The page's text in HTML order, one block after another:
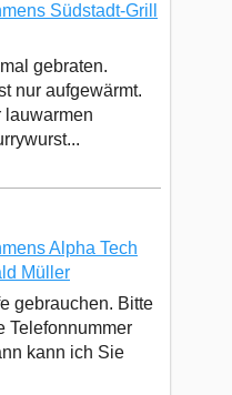
Südstadt-Grill
gebraten.
nur aufgewärmt.
lauwarmen
Alpha Tech
Müller
gebrauchen. Bitte
Telefonnummer
kann ich Sie